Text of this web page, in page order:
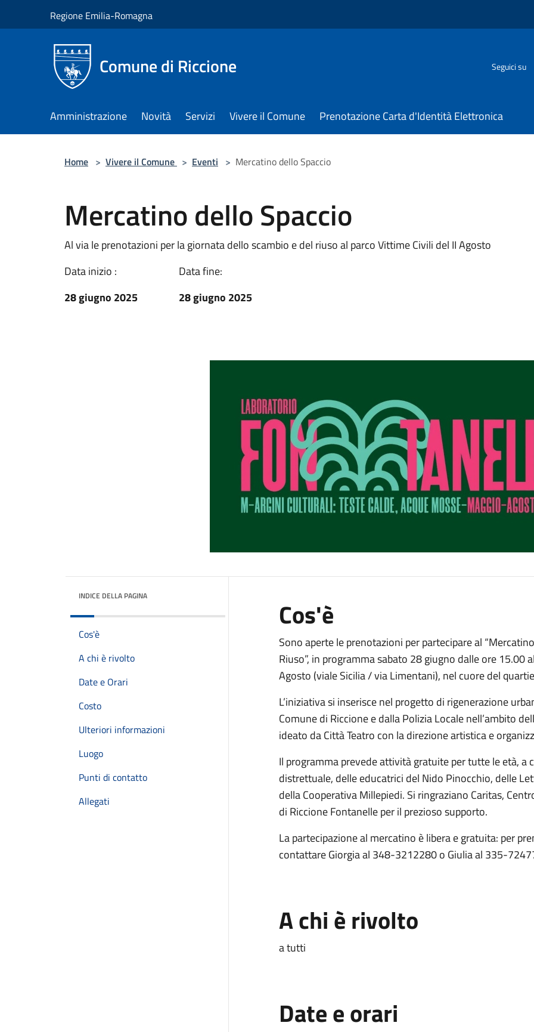
Regione Emilia-Romagna
Comune di Riccione Seguici su
Amministrazione Novità Servizi Vivere il Comune Prenotazione Carta d'Identità Elettronica
Home > Vivere il Comune > Eventi > Mercatino dello Spaccio
Mercatino dello Spaccio
Al via le prenotazioni per la giornata dello scambio e del riuso al parco Vittime Civili del II Agosto
Data inizio :
28 giugno 2025
Data fine:
28 giugno 2025
INDICE DELLA PAGINA
Cos'è
A chi è rivolto
Date e Orari
Costo
Ulteriori informazioni
Luogo
Punti di contatto
Allegati
Cos'è
Sono aperte le prenotazioni per partecipare al
Riuso”, in programma sabato 28 giugno dalle ore 15.00
Agosto (viale Sicilia / via Limentani), nel cuore del
L’iniziativa si inserisce nel progetto di rigenerazione
Comune di Riccione e dalla Polizia Locale nell’ambito
ideato da Città Teatro con la direzione artistica e
Il programma prevede attività gratuite per tutte le età, a
distrettuale, delle educatrici del Nido Pinocchio, delle
della Cooperativa Millepiedi. Si ringraziano Caritas,
di Riccione Fontanelle per il prezioso supporto.
La partecipazione al mercatino è libera e gratuita: per
contattare Giorgia al 348-3212280 o Giulia al 335-
A chi è rivolto
a tutti
Date e orari